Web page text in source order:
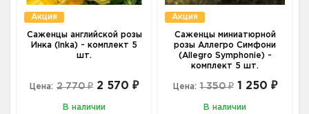
Акция
Саженцы английской розы
Инка (Inka) - комплект 5
шт.
Цена: 2 770 ₽ 2 570 ₽
В наличии
Акция
Саженцы миниатюрной
розы Аллегро Симфони
(Allegro Symphonie) -
комплект 5 шт.
Цена: 1 350 ₽ 1 250 ₽
В наличии